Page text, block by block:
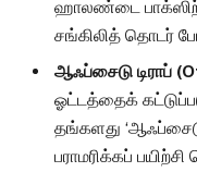
ஹாலண்டை
சங்கிலித் தொடர்
ஆஃப்சைடு டிராப்
ஓட்டத்தைக்
தங்களது
பராமரிக்கப்